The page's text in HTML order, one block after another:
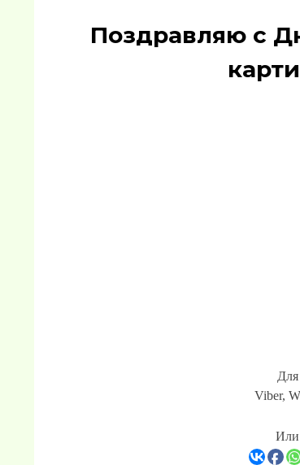
Поздравляю с
Viber,
Или